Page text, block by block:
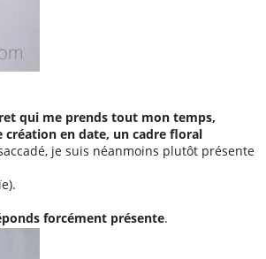
qui me prends tout mon temps,
création en date, un cadre floral
je suis néanmoins plutôt présente
forcément présente.